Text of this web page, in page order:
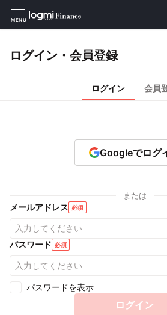
MENU
ログイン・会員登録
ログイン 会員
Googleでログ
または
メールアドレス 必須
パスワード 必須
パスワードを表示
ログイン